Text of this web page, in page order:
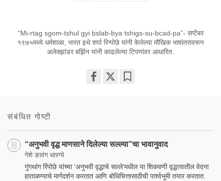
“Mi-rtag sgom-tshul gyi bslab-bya tshigs-su-bcad-pa”- सप्टेंबर
१९७५मध्ये धर्मशाळा, भारत इथे शर्पा रिन्पोछे यांनी केलेल्या मौखिक भाषांतरावरून
अलेक्झांडर बर्झिन यांनी काढलेल्या टिपणांवर आधारित.
संबंधित गोष्टी
“अनुभवी वृद्ध माणसाने दिलेल्या सल्ल्या”चा भावानुवाद
गेशे ङावंग धारग्ये
गुंगथांग रिंपोछे यांच्या 'अनुभवी वृद्धाचे सल्ले'मधील या शिकवणी वृद्धत्वातील वेदना
हाताळण्याचे मार्गदर्शन करतात आणि बोधिचित्तासाठीची पार्श्वभूमी तयार करतात.